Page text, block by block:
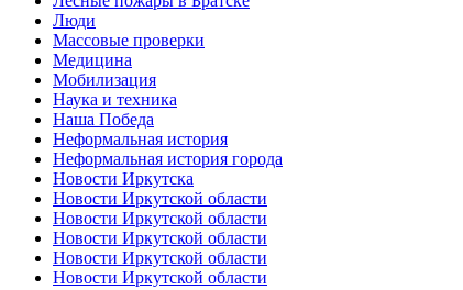
Люди
Массовые проверки
Медицина
Мобилизация
Наука и техника
Наша Победа
Неформальная история
Неформальная история города
Новости Иркутска
Новости Иркутской области
Новости Иркутской области
Новости Иркутской области
Новости Иркутской области
Новости Иркутской области